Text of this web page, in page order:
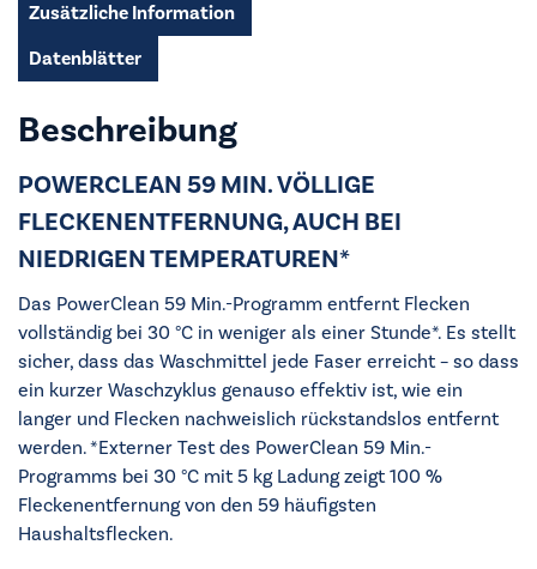
Zusätzliche Information
Datenblätter
Beschreibung
POWERCLEAN 59 MIN. VÖLLIGE
FLECKENENTFERNUNG, AUCH BEI
NIEDRIGEN TEMPERATUREN*
Das PowerClean 59 Min.-Programm entfernt Flecken
vollständig bei 30 °C in weniger als einer Stunde*. Es stellt
sicher, dass das Waschmittel jede Faser erreicht – so dass
ein kurzer Waschzyklus genauso effektiv ist, wie ein
langer und Flecken nachweislich rückstandslos entfernt
werden. *Externer Test des PowerClean 59 Min.-
Programms bei 30 °C mit 5 kg Ladung zeigt 100 %
Fleckenentfernung von den 59 häufigsten
Haushaltsflecken.